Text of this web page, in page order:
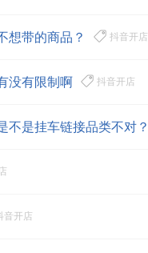
想带的商品？ 抖音开店
没有限制啊 抖音开店
不是挂车链接品类不对？
音开店